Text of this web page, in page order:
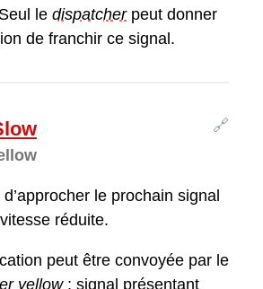
le dispatcherpeut donner
de franchir ce signal.
🔗
le prochain signal
réduite.
peut être convoyée par le
yellow: signal présentant